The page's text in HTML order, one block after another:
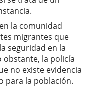
la comunidad
migrantes que
seguridad en la
obstante, la policía
no existe evidencia
para la población.